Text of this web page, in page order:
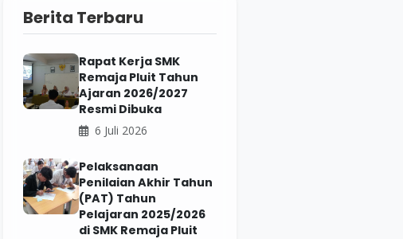
Berita Terbaru
Rapat Kerja SMK
Remaja Pluit Tahun
Ajaran 2026/2027
Resmi Dibuka
6 Juli 2026
Pelaksanaan
Penilaian Akhir Tahun
(PAT) Tahun
Pelajaran 2025/2026
di SMK Remaja Pluit